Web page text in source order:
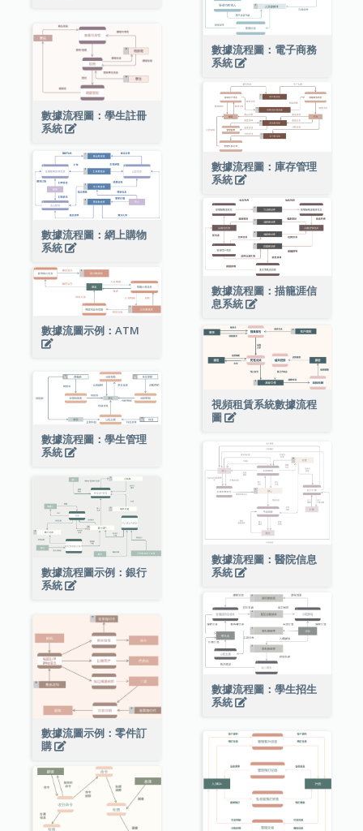
數據流程圖：電子商務
系統
數據流程圖：學生註冊
系統
數據流程圖：庫存管理
系統
數據流程圖：網上購物
系統
數據流程圖：描籠涯信
息系統
數據流圖示例：ATM
視頻租賃系統數據流程
圖
數據流程圖：學生管理
系統
數據流程圖：醫院信息
系統
數據流程圖示例：銀行
系統
數據流程圖：學生招生
系統
數據流圖示例：零件訂
購